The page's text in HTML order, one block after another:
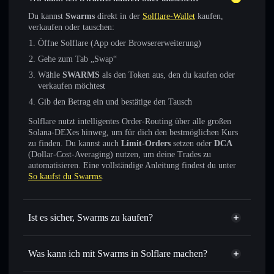
Du kannst Swarms direkt in der Solflare-Wallet kaufen,
verkaufen oder tauschen:
Öffne Solflare (App oder Browsererweiterung)
Gehe zum Tab „Swap“
Wähle SWARMS als den Token aus, den du kaufen oder
verkaufen möchtest
Gib den Betrag ein und bestätige den Tausch
Solflare nutzt intelligentes Order-Routing über alle großen
Solana-DEXes hinweg, um für dich den bestmöglichen Kurs
zu finden. Du kannst auch Limit-Orders setzen oder DCA
(Dollar-Cost-Averaging) nutzen, um deine Trades zu
automatisieren. Eine vollständige Anleitung findest du unter
So kaufst du Swarms.
Ist es sicher, Swarms zu kaufen?
Swarms verifizierter Token
Was kann ich mit Swarms in Solflare machen?
Swarms
Solflare-Wallet